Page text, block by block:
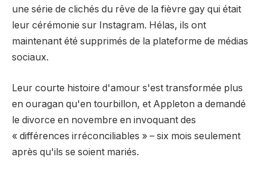
une série de clichés du rêve de la fièvre gay qui était
leur cérémonie sur Instagram. Hélas, ils ont
maintenant été supprimés de la plateforme de médias
sociaux.
Leur courte histoire d'amour s'est transformée plus
en ouragan qu'en tourbillon, et Appleton a demandé
le divorce en novembre en invoquant des
« différences irréconciliables » – six mois seulement
après qu'ils se soient mariés.